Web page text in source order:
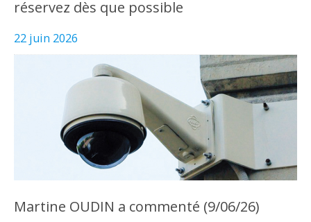
réservez dès que possible
22 juin 2026
Martine OUDIN a commenté (9/06/26)